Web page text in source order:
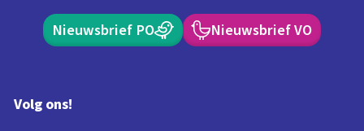
Nieuwsbrief PO Nieuwsbrief VO
Volg ons!